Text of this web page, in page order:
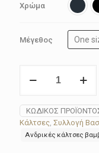
Χρώμα
Μέγεθος One
βαμβακερή
Everyday
2-
pack
21044(6
ΚΩΔΙΚΌΣ
Κάλτσες, Συλλογή
Ανδρικές κάλτσες